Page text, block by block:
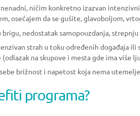
ničim konkretno izazvan
osećajem da se gušite, glavoboljom,
brigu, nedostatak samopouzdanja,
strah u toku određenih događaja
na skupove i mesta gde ima više
brižnost i napetost koja nema
programa?